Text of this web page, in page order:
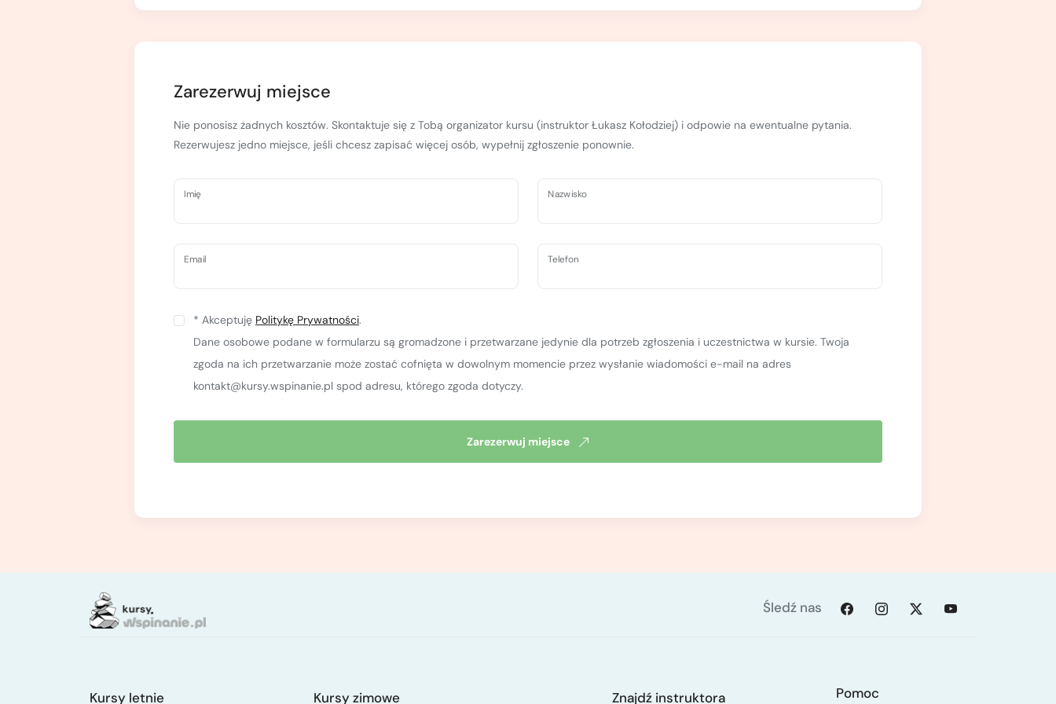
Zarezerwuj miejsce
Nie ponosisz żadnych kosztów. Skontaktuje się z Tobą organizator kursu (instruktor Łukasz Kołodziej) i odpowie na ewentualne pytania.
Rezerwujesz jedno miejsce, jeśli chcesz zapisać więcej osób, wypełnij zgłoszenie ponownie.
Imię Nazwisko
Email Telefon
* Akceptuję Politykę Prywatności.
Dane osobowe podane w formularzu są gromadzone i przetwarzane jedynie dla potrzeb zgłoszenia i uczestnictwa w kursie. Twoja
zgoda na ich przetwarzanie może zostać cofnięta w dowolnym momencie przez wysłanie wiadomości e-mail na adres
kontakt@kursy.wspinanie.pl spod adresu, którego zgoda dotyczy.
Zarezerwuj miejsce
Śledź nas
Kursy letnie Kursy zimowe Znajdź instruktora Pomoc
Kurs turystyki wysokogórskiej
Zimowy kurs taternicki